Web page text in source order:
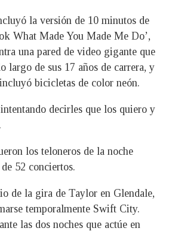
la versión de 10 minutos de
What Made You Made Me Do’,
una pared de video gigante que
largo de sus 17 años de carrera, y
bicicletas de color neón.
decirles que los quiero y
los teloneros de la noche
52 conciertos.
de la gira de Taylor en Glendale,
temporalmente Swift City.
las dos noches que actúe en